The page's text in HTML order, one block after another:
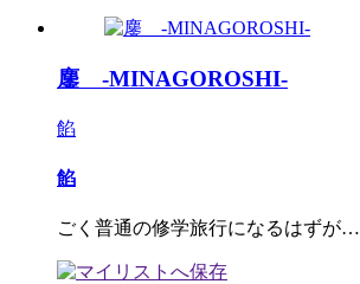
鏖 -MINAGOROSHI-
餡
餡
ごく普通の修学旅行になるはずが…